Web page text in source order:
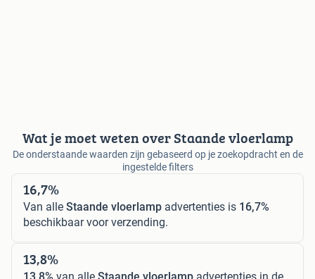
Wat je moet weten over Staande vloerlamp
De onderstaande waarden zijn gebaseerd op je zoekopdracht en de
ingestelde filters
16,7%
Van alle Staande vloerlamp advertenties is 16,7%
beschikbaar voor verzending.
13,8%
13,8% van alle Staande vloerlamp advertenties in de